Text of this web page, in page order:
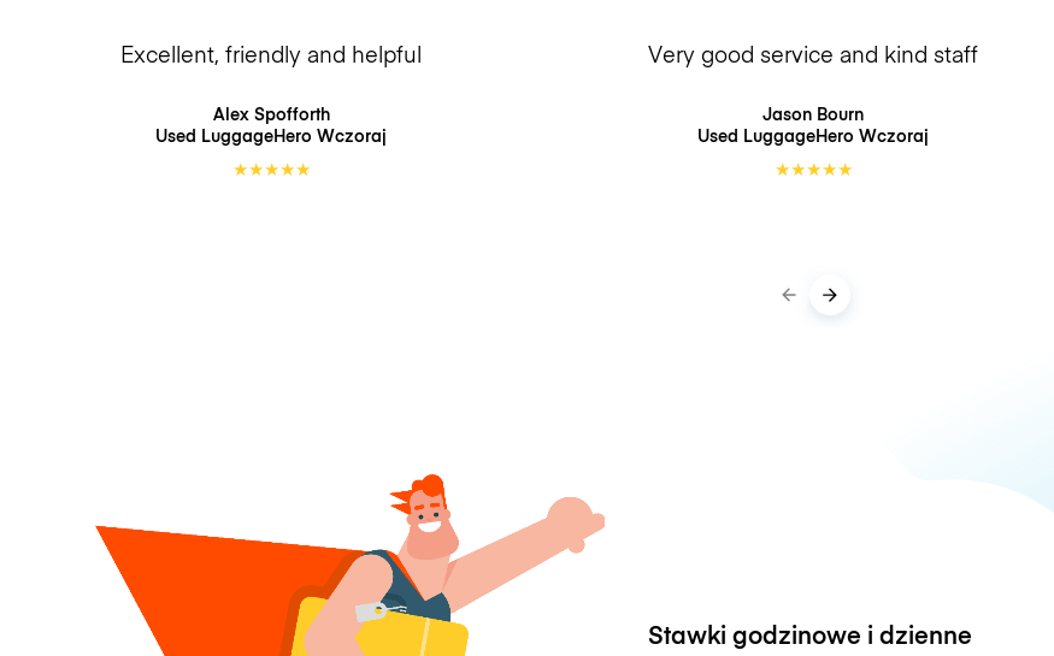
Excellent, friendly and helpful
Alex Spofforth
Used LuggageHero Wczoraj
★★★★★
Very good service and kind staff
Jason Bourn
Used LuggageHero Wczoraj
★★★★★
Stawki godzinowe i dzienne